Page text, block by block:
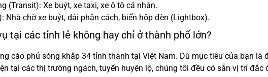
(Transit): Xe buýt, xe taxi, xe ô tô cá nhân.
Nhà chờ xe buýt, dải phân cách, biển hộp đèn (Lightbox).
tại các tỉnh lẻ không hay chỉ ở thành phố lớn?
cáo phủ sóng khắp 34 tỉnh thành tại Việt Nam. Dù mục tiêu của bạn
tại các thị trường ngách, tuyến huyện lộ, chúng tôi đều có sẵn vị trí đắc